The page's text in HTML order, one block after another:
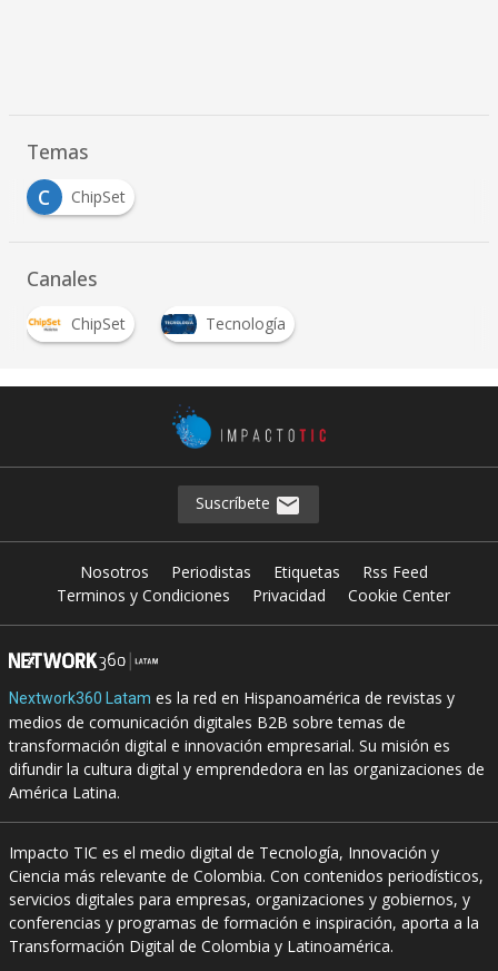
Temas
C
ChipSet
Canales
ChipSet Tecnología
Suscríbete
Nosotros Periodistas Etiquetas
Rss Feed
Terminos y Condiciones
Privacidad Cookie Center
Nextwork360 Latam es la red en Hispanoamérica de revistas y
medios de comunicación digitales B2B sobre temas de
transformación digital e innovación empresarial. Su misión es
difundir la cultura digital y emprendedora en las organizaciones de
América Latina.
Impacto TIC es el medio digital de Tecnología, Innovación y
Ciencia más relevante de Colombia. Con contenidos periodísticos,
servicios digitales para empresas, organizaciones y gobiernos, y
conferencias y programas de formación e inspiración, aporta a la
Transformación Digital de Colombia y Latinoamérica.